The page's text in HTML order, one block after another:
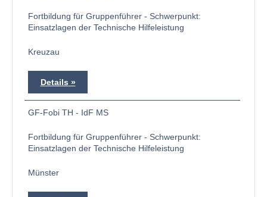
Fortbildung für Gruppenführer - Schwerpunkt:
Einsatzlagen der Technische Hilfeleistung
Kreuzau
Details
GF-Fobi TH - IdF MS
Fortbildung für Gruppenführer - Schwerpunkt:
Einsatzlagen der Technische Hilfeleistung
Münster